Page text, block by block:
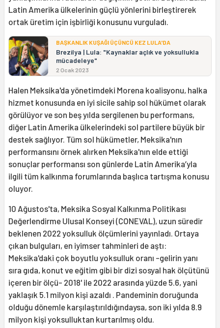
Latin Amerika ülkelerinin güçlü yönlerini birleştirerek
ortak üretim için işbirliği konusunu vurguladı.
BAŞKANLIK KUŞAĞI ÜÇÜNCÜ KEZ LULA'DA
Brezilya | Lula: "Kaynaklar açlık ve yoksullukla
mücadeleye"
2 Ocak 2023
Halen Meksika'da yönetimdeki Morena koalisyonu, halka
hizmet konusunda en iyi sicile sahip sol hükümet olarak
görülüyor ve son beş yılda sergilenen bu performans,
diğer Latin Amerika ülkelerindeki sol partilere büyük bir
destek sağlıyor. Tüm sol hükümetler, Meksika'nın
performansını örnek alırken Meksika'nın elde ettiği
sonuçlar performansı son günlerde Latin Amerika’yla
ilgili tüm kalkınma forumlarında başlıca tartışma konusu
oluyor.
10 Ağustos'ta, Meksika Sosyal Kalkınma Politikası
Değerlendirme Ulusal Konseyi (CONEVAL), uzun süredir
beklenen 2022 yoksulluk ölçümlerini yayınladı. Ortaya
çıkan bulguları, en iyimser tahminleri de aştı:
Meksika'daki çok boyutlu yoksulluk oranı -gelirin yanı
sıra gıda, konut ve eğitim gibi bir dizi sosyal hak ölçütünü
içeren bir ölçü- 2018' ile 2022 arasında yüzde 5.6, yani
yaklaşık 5.1 milyon kişi azaldı . Pandeminin doruğunda
olduğu dönemle karşılaştırıldığındaysa, son iki yılda 8.9
milyon kişi yoksulluktan kurtarılmış oldu.